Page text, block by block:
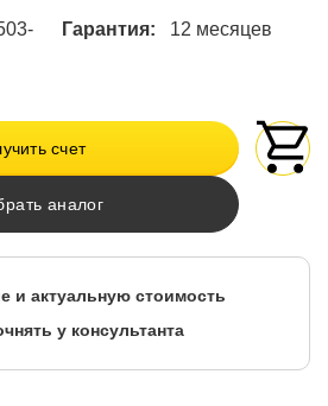
Гарантия: 12 месяцев
счет
аналог
и актуальную стоимость
у консультанта